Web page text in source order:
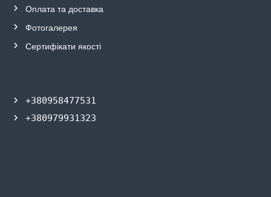
Оплата та доставка
Фотогалерея
Сертифікати якості
+380958477531
+380979931323